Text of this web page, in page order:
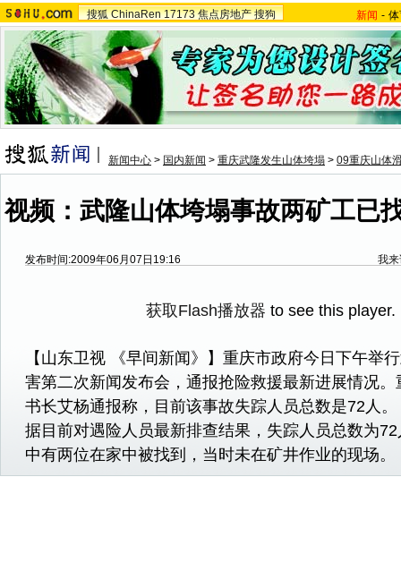
搜狐 ChinaRen 17173 焦点房地产 搜狗 新闻 -
新闻中心 > 国内新闻 > 重庆武隆发生山体垮塌 > 09重庆山体
视频：武隆山体垮塌事故两矿工已
发布时间:2009年06月07日19:16 我
获取Flash播放器 to see this player.
【山东卫视 《早间新闻》】重庆市政府今日下午举
害第二次新闻发布会，通报抢险救援最新进展情况。
书长艾杨通报称，目前该事故失踪人员总数是72
据目前对遇险人员最新排查结果，失踪人员总数为
中有两位在家中被找到，当时未在矿井作业的现场。